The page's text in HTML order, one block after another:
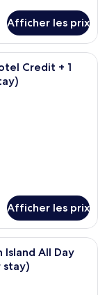
Afficher les prix
couette en duvet,
Credit + 1
Afficher les prix
couette en duvet,
Island All Day
stay)